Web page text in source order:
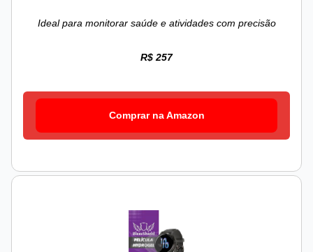
Ideal para monitorar saúde e atividades com precisão
R$ 257
Comprar na Amazon